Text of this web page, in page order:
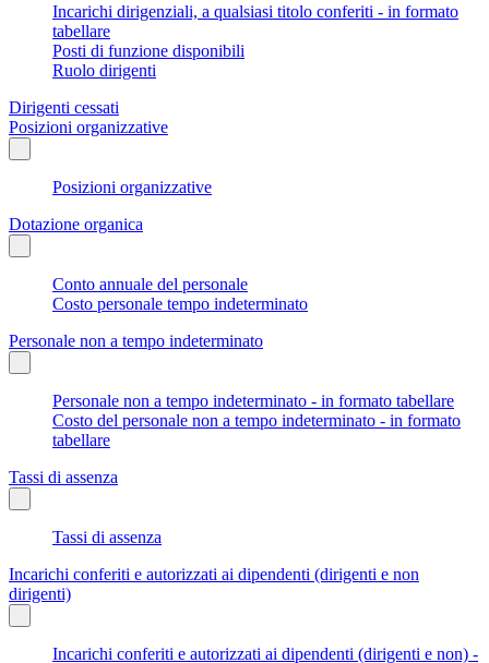
Incarichi dirigenziali, a qualsiasi titolo conferiti - in formato
tabellare
Posti di funzione disponibili
Ruolo dirigenti
Dirigenti cessati
Posizioni organizzative
Posizioni organizzative
Dotazione organica
Conto annuale del personale
Costo personale tempo indeterminato
Personale non a tempo indeterminato
Personale non a tempo indeterminato - in formato tabellare
Costo del personale non a tempo indeterminato - in formato
tabellare
Tassi di assenza
Tassi di assenza
Incarichi conferiti e autorizzati ai dipendenti (dirigenti e non
dirigenti)
Incarichi conferiti e autorizzati ai dipendenti (dirigenti e non) -